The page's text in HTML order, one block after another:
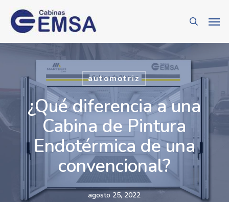
Skip
main
search
automotriz
¿Qué diferencia a una
Cabina de Pintura
Endotérmica de una
convencional?
agosto 25, 2022